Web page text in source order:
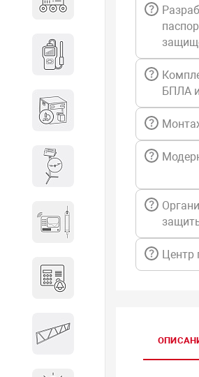
оборудование
Дозиметрическое
оборудование
Атомно-эмиссионные
спектрометры
Весы и весовое
Гидроакустическое
металлоконструкции
БПЛА
Центр